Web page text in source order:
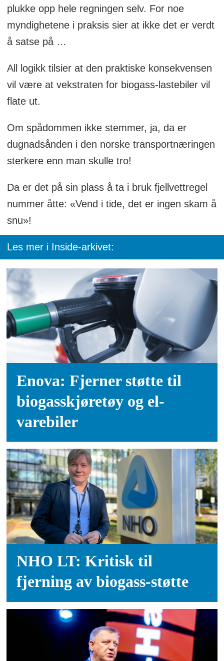
plukke opp hele regningen selv. For noe
myndighetene i praksis sier at ikke det er verdt
å satse på …
All logikk tilsier at den praktiske konsekvensen
vil være at vekstraten for biogass-lastebiler vil
flate ut.
Om spådommen ikke stemmer, ja, da er
dugnadsånden i den norske transportnæringen
sterkere enn man skulle tro!
Da er det på sin plass å ta i bruk fjellvettregel
nummer åtte: «Vend i tide, det er ingen skam å
snu»!
Les mer i Inside-arkivet:
Enova: Fjerner støtte til
biogasskjøretøy og el-
varebiler
NHO LT: Kritisk til
fjerning av biogass-støtte